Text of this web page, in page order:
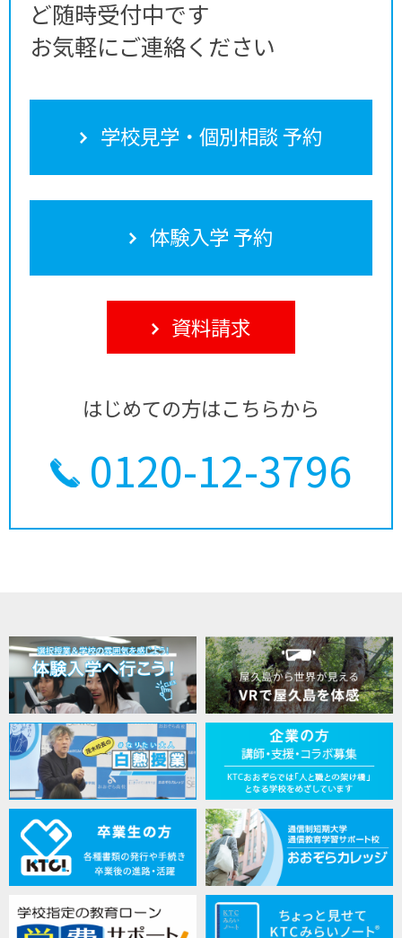
ど随時受付中です
お気軽にご連絡ください
学校見学・個別相談 予約
体験入学 予約
資料請求
はじめての方はこちらから
0120-12-3796